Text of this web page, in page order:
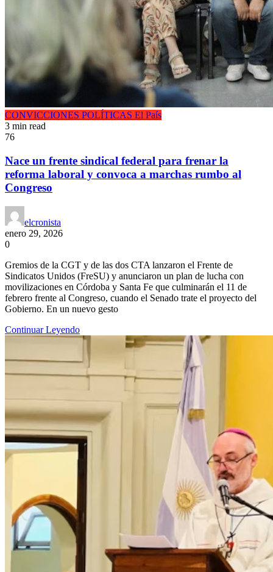
CONVICCIONES POLÍTICAS El País
3 min read
76
Nace un frente sindical federal para frenar la
reforma laboral y convoca a marchas rumbo al
Congreso
elcronista
enero 29, 2026
0
Gremios de la CGT y de las dos CTA lanzaron el Frente de
Sindicatos Unidos (FreSU) y anunciaron un plan de lucha con
movilizaciones en Córdoba y Santa Fe que culminarán el 11 de
febrero frente al Congreso, cuando el Senado trate el proyecto del
Gobierno. En un nuevo gesto
Continuar Leyendo